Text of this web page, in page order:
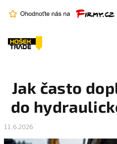
Jak často
do
11.6.2026